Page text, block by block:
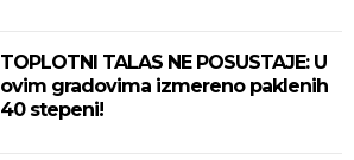
TOPLOTNI TALAS NE POSUSTAJE: U
ovim gradovima izmereno paklenih
40 stepeni!